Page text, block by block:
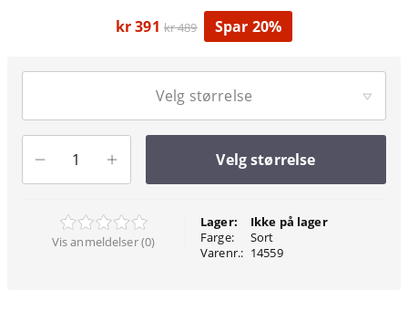
kr 391 kr 489 Spar 20%
Velg størrelse
Velg størrelse
Vis anmeldelser (0)
Lager:
Farge:
Varenr.:
Ikke på lager
Sort
14559